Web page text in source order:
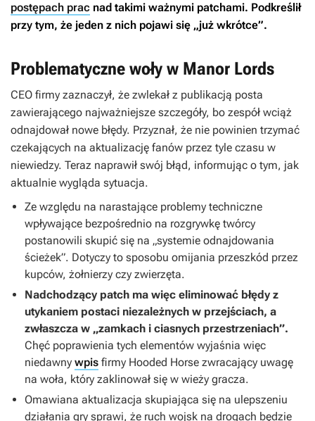
postępach prac nad takimi ważnymi patchami. Podkreślił
przy tym, że jeden z nich pojawi się „już wkrótce”.
Problematyczne woły w Manor Lords
CEO firmy zaznaczył, że zwlekał z publikacją posta
zawierającego najważniejsze szczegóły, bo zespół wciąż
odnajdował nowe błędy. Przyznał, że nie powinien trzymać
czekających na aktualizację fanów przez tyle czasu w
niewiedzy. Teraz naprawił swój błąd, informując o tym, jak
aktualnie wygląda sytuacja.
Ze względu na narastające problemy techniczne
wpływające bezpośrednio na rozgrywkę twórcy
postanowili skupić się na „systemie odnajdowania
ścieżek”. Dotyczy to sposobu omijania przeszkód przez
kupców, żołnierzy czy zwierzęta.
Nadchodzący patch ma więc eliminować błędy z
utykaniem postaci niezależnych w przejściach, a
zwłaszcza w „zamkach i ciasnych przestrzeniach”.
Chęć poprawienia tych elementów wyjaśnia więc
niedawny wpis firmy Hooded Horse zwracający uwagę
na woła, który zaklinował się w wieży gracza.
Omawiana aktualizacja skupiająca się na ulepszeniu
działania gry sprawi, że ruch wojsk na drogach będzie